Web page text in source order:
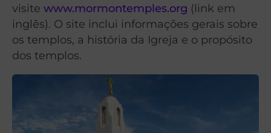
visite www.mormontemples.org (link em
inglês). O site inclui informações gerais sobre
os templos, a história da Igreja e o propósito
dos templos.